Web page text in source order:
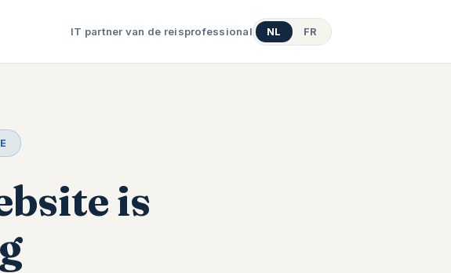
IT partner van de reisprofessional NL FR
is